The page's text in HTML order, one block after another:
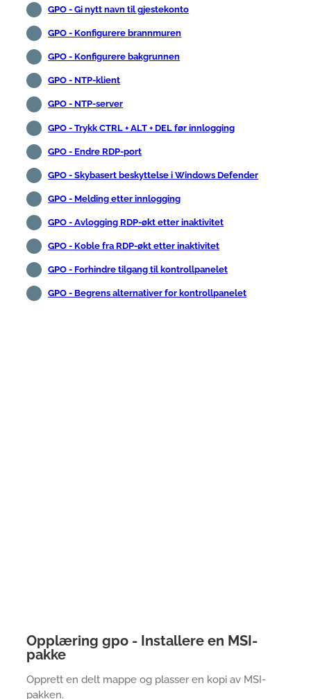
GPO - Gi nytt navn til gjestekonto
GPO - Konfigurere brannmuren
GPO - Konfigurere bakgrunnen
GPO - NTP-klient
GPO - NTP-server
GPO - Trykk CTRL + ALT + DEL før innlogging
GPO - Endre RDP-port
GPO - Skybasert beskyttelse i Windows Defender
GPO - Melding etter innlogging
GPO - Avlogging RDP-økt etter inaktivitet
GPO - Koble fra RDP-økt etter inaktivitet
GPO - Forhindre tilgang til kontrollpanelet
GPO - Begrens alternativer for kontrollpanelet
Opplæring gpo - Installere en MSI-
pakke
Opprett en delt mappe og plasser en kopi av MSI-
pakken.